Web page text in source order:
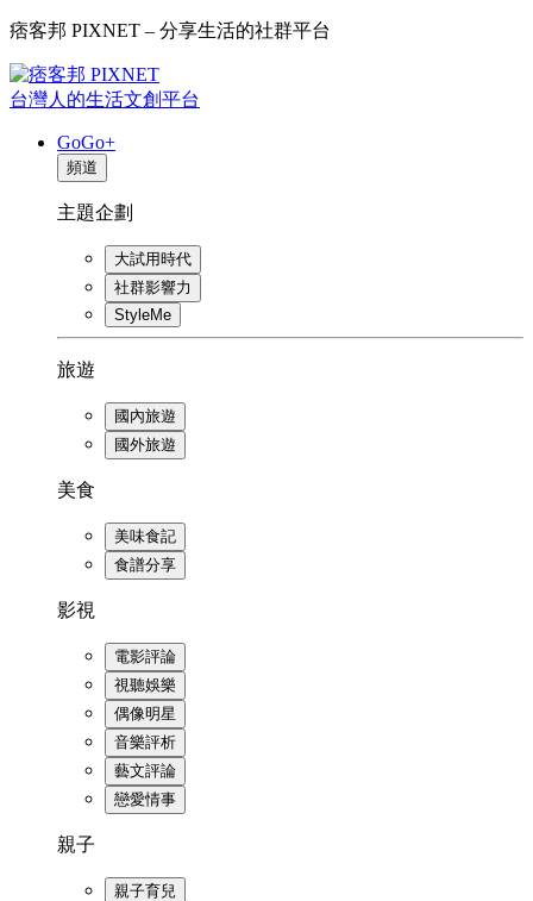
痞客邦 PIXNET – 分享生活的社群平台
台灣人的生活文創平台
GoGo+
頻道
主題企劃
大試用時代
社群影響力
StyleMe
旅遊
國內旅遊
國外旅遊
美食
美味食記
食譜分享
影視
電影評論
視聽娛樂
偶像明星
音樂評析
藝文評論
戀愛情事
親子
親子育兒